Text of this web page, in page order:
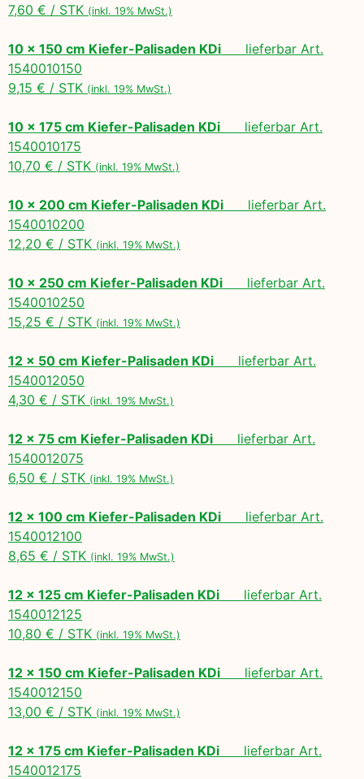
7,60 € / STK (inkl. 19% MwSt.)
10 x 150 cm Kiefer-Palisaden KDi lieferbar Art.
1540010150
9,15 € / STK (inkl. 19% MwSt.)
10 x 175 cm Kiefer-Palisaden KDi lieferbar Art.
1540010175
10,70 € / STK (inkl. 19% MwSt.)
10 x 200 cm Kiefer-Palisaden KDi lieferbar Art.
1540010200
12,20 € / STK (inkl. 19% MwSt.)
10 x 250 cm Kiefer-Palisaden KDi lieferbar Art.
1540010250
15,25 € / STK (inkl. 19% MwSt.)
12 x 50 cm Kiefer-Palisaden KDi lieferbar Art.
1540012050
4,30 € / STK (inkl. 19% MwSt.)
12 x 75 cm Kiefer-Palisaden KDi lieferbar Art.
1540012075
6,50 € / STK (inkl. 19% MwSt.)
12 x 100 cm Kiefer-Palisaden KDi lieferbar Art.
1540012100
8,65 € / STK (inkl. 19% MwSt.)
12 x 125 cm Kiefer-Palisaden KDi lieferbar Art.
1540012125
10,80 € / STK (inkl. 19% MwSt.)
12 x 150 cm Kiefer-Palisaden KDi lieferbar Art.
1540012150
13,00 € / STK (inkl. 19% MwSt.)
12 x 175 cm Kiefer-Palisaden KDi lieferbar Art.
1540012175